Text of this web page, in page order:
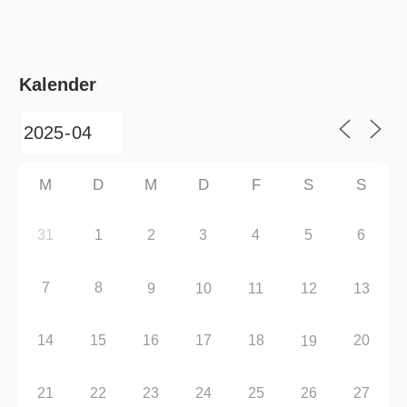
Kalender
M D M D F S S
31 1 2 3 4 5 6
7 8 9 10 11 12 13
14 15 16 17 18 19 20
21 22 23 24 25 26 27